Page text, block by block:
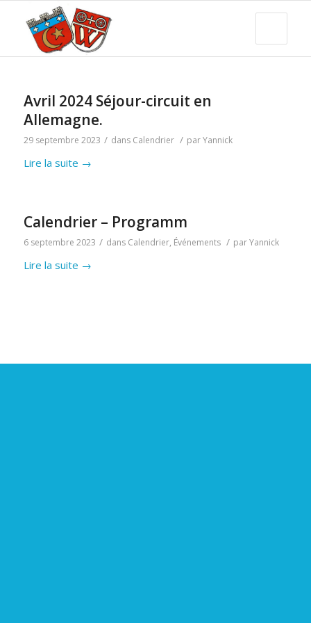
Avril 2024 Séjour-circuit en
Allemagne.
29 septembre 2023 / dans Calendrier / parYannick
Lire la suite →
Calendrier – Programm
6 septembre 2023 / dans Calendrier, Événements / parYannick
Lire la suite →